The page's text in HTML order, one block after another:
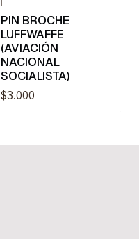
PIN BROCHE
LUFFWAFFE
(AVIACIÓN
NACIONAL
SOCIALISTA)
$3.000